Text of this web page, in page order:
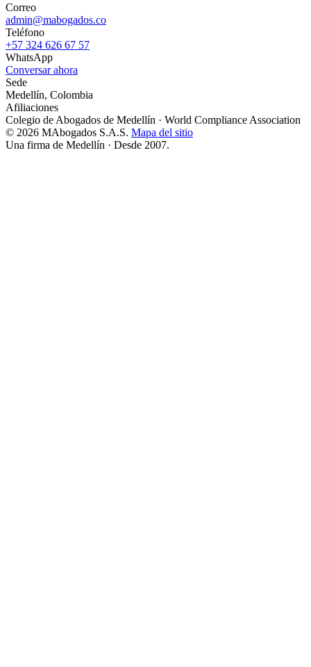
Correo
admin@mabogados.co
Teléfono
+57 324 626 67 57
WhatsApp
Conversar ahora
Sede
Medellín, Colombia
Afiliaciones
Colegio de Abogados de Medellín · World Compliance Association
© 2026 MAbogados S.A.S. Mapa del sitio
Una firma de Medellín · Desde 2007.